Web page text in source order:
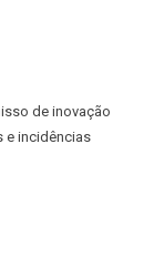
de inovação
e incidências